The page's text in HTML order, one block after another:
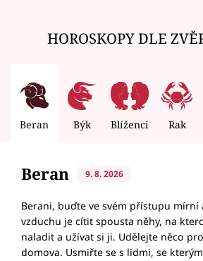
HOROSKOPY DLE
Beran Býk Blíženci Rak
Beran 9. 8. 2026
Berani, buďte ve svém přístupu mírní
vzduchu je cítit spousta něhy, na
naladit a užívat si ji. Udělejte něco
domova. Usmiřte se s lidmi, se